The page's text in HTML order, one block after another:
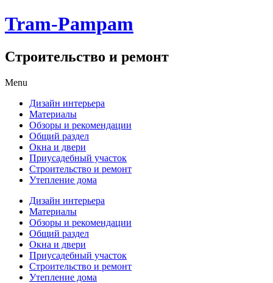
Tram-Pampam
Строительство и ремонт
Menu
content
Дизайн интерьера
Материалы
Обзоры и рекомендации
Общий раздел
Окна и двери
Приусадебный участок
Строительство и ремонт
Утепление дома
Дизайн интерьера
Материалы
Обзоры и рекомендации
Общий раздел
Окна и двери
Приусадебный участок
Строительство и ремонт
Утепление дома